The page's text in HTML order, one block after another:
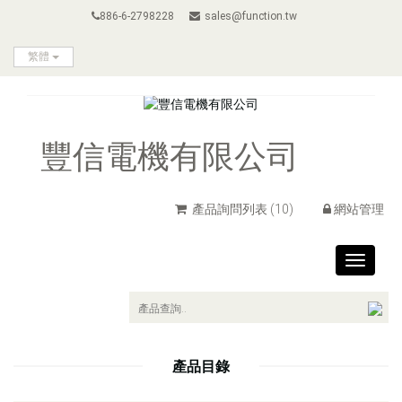
886-6-2798228 sales@function.tw
繁體
豐信電機有限公司
產品詢問列表 (10) 網站管理
Toggle
產品目錄